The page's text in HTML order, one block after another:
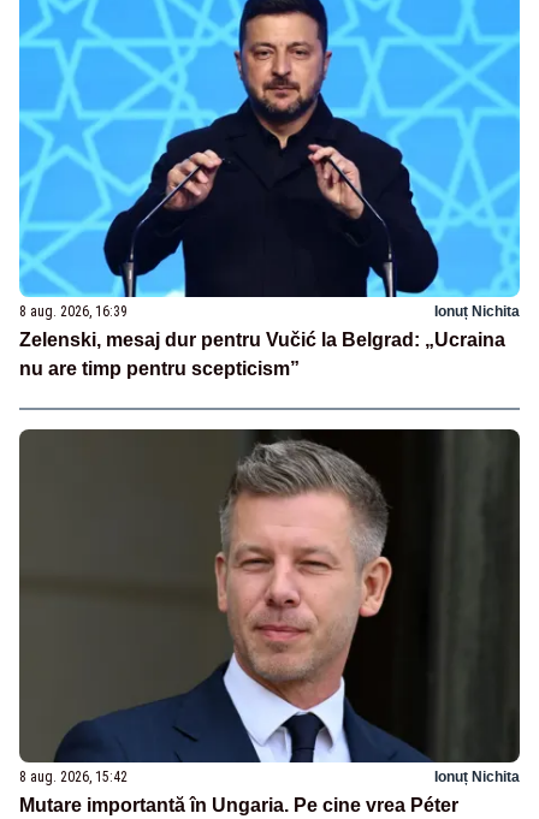
8 aug. 2026, 16:39 Ionuț Nichita
Zelenski, mesaj dur pentru Vučić la Belgrad: „Ucraina
nu are timp pentru scepticism”
8 aug. 2026, 15:42 Ionuț Nichita
Mutare importantă în Ungaria. Pe cine vrea Péter